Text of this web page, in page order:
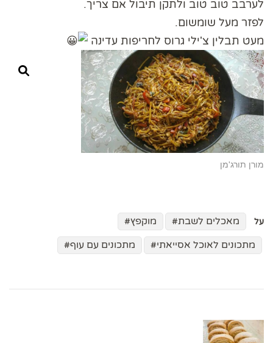
לערבב טוב טוב ולתקן תיבול אם צריך.
לפזר מעל שומשום.
מעט תבלין צ'ילי גרוס לחריפות עדינה
מורן תורג'מן
על מאכלים לשבת
מוקפץ
מתכונים לאוכל אסייאתי
מתכונים עם עוף
בפוסטים